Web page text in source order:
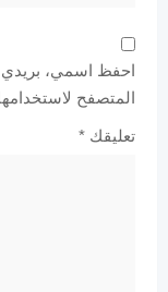
احفظ اسمي، بريدي
المتصفح
تعليقك *